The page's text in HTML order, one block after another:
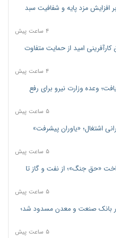
افزایش مزد پایه و شفافیت سبد
۴ ساعت پیش
امید از حمایت متفاوت
۴ ساعت پیش
کاهش یافت؛ وعده وزارت نیرو برای رفع
۵ ساعت پیش
اشتغال؛ «یاوران پیشرفت»
۵ ساعت پیش
«حق جنگ»؛ از نفت و گاز تا
۵ ساعت پیش
صنعت و معدن مسدود شد؛
۵ ساعت پیش